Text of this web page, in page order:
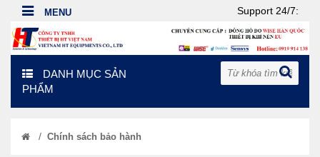
Support 24/7:
DANH MỤC SẢN
PHẨM
/ Chính sách bảo hành